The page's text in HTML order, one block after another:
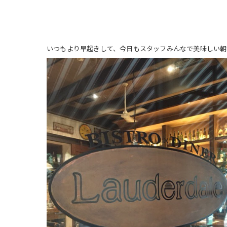
いつもより早起きして、今日もスタッフみんなで美味しい